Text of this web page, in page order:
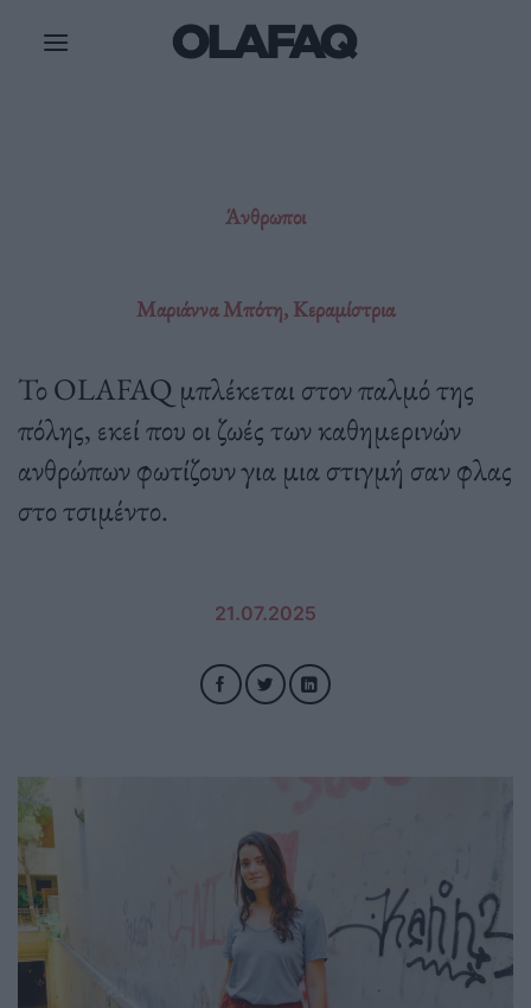
Άνθρωποι
Μαριάννα Μπότη, Kεραμίστρια
Το OLAFAQ μπλέκεται στον παλμό της
πόλης, εκεί που οι ζωές των καθημερινών
ανθρώπων φωτίζουν για μια στιγμή σαν φλας
στο τσιμέντο.
21.07.2025